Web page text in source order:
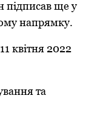
підписав ще у
напрямку.
квітня 2022
та